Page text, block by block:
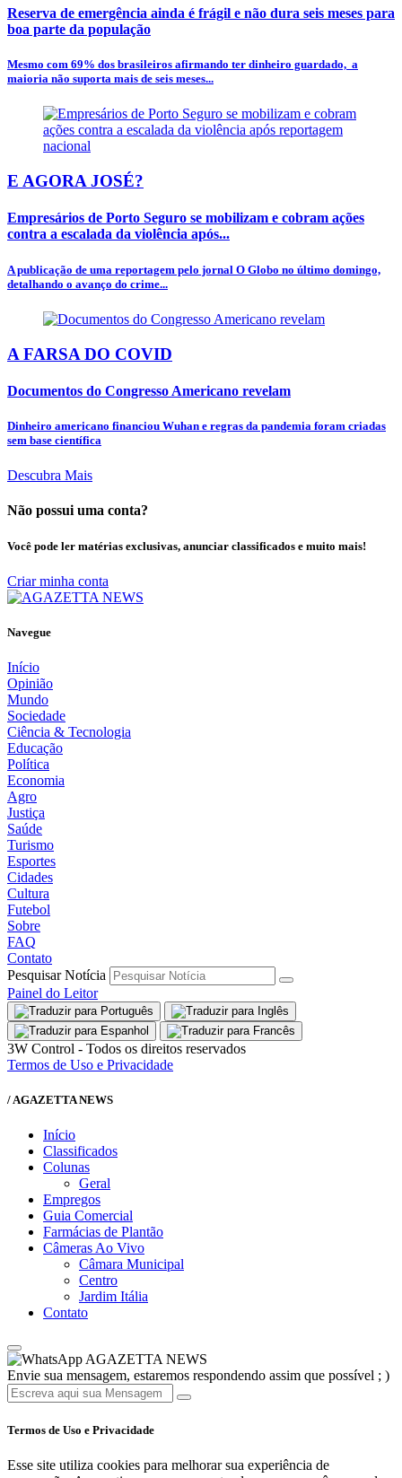
Reserva de emergência ainda é frágil e não dura seis meses para
boa parte da população
Mesmo com 69% dos brasileiros afirmando ter dinheiro guardado, a
maioria não suporta mais de seis meses...
E AGORA JOSÉ?
Empresários de Porto Seguro se mobilizam e cobram ações
contra a escalada da violência após...
A publicação de uma reportagem pelo jornal O Globo no último domingo,
detalhando o avanço do crime...
A FARSA DO COVID
Documentos do Congresso Americano revelam
Dinheiro americano financiou Wuhan e regras da pandemia foram criadas
sem base científica
Descubra Mais
Não possui uma conta?
Você pode ler matérias exclusivas, anunciar classificados e muito mais!
Criar minha conta
Navegue
Início
Opinião
Mundo
Sociedade
Ciência & Tecnologia
Educação
Política
Economia
Agro
Justiça
Saúde
Turismo
Esportes
Cidades
Cultura
Futebol
Sobre
FAQ
Contato
Pesquisar Notícia
Painel do Leitor
3W Control - Todos os direitos reservados
Termos de Uso e Privacidade
/ AGAZETTA NEWS
Início
Classificados
Colunas
Geral
Empregos
Guia Comercial
Farmácias de Plantão
Câmeras Ao Vivo
Câmara Municipal
Centro
Jardim Itália
Contato
AGAZETTA NEWS
Envie sua mensagem, estaremos respondendo assim que possível ; )
Termos de Uso e Privacidade
Esse site utiliza cookies para melhorar sua experiência de